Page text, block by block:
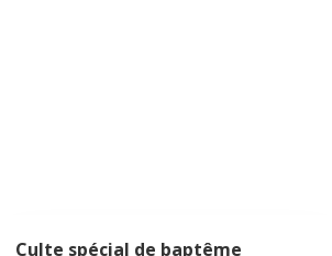
Culte spécial de baptême